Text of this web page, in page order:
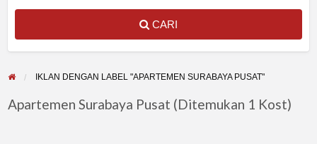
CARI
IKLAN DENGAN LABEL "APARTEMEN SURABAYA PUSAT"
Apartemen Surabaya Pusat (Ditemukan 1 Kost)